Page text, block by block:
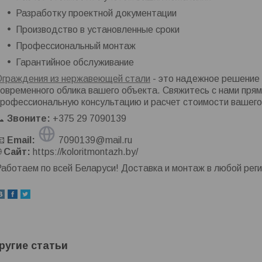
Разработку проектной документации
Производство в установленные сроки
Профессиональный монтаж
Гарантийное обслуживание
из нержавеющей стали - это надежное решение
облика вашего объекта. Свяжитесь с нами
консультацию и расчет стоимости
Звоните: +375 29 7090139
Email:
7090139@mail.ru
Сайт: https://koloritmontazh.by/
по всей Беларуси! Доставка и монтаж в любой
статьи